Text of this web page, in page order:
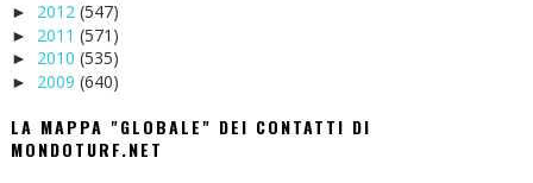
► 2012 (547)
► 2011 (571)
► 2010 (535)
► 2009 (640)
LA MAPPA "GLOBALE" DEI CONTATTI DI
MONDOTURF.NET